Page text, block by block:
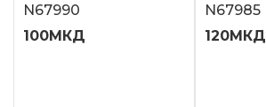
N67990
100МКД
N67985
120МКД